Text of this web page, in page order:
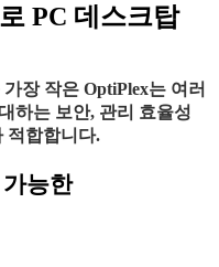
PC 데스크탑
장 작은 OptiPlex는 여러
하는 보안, 관리 효율성
적합합니다.
능한